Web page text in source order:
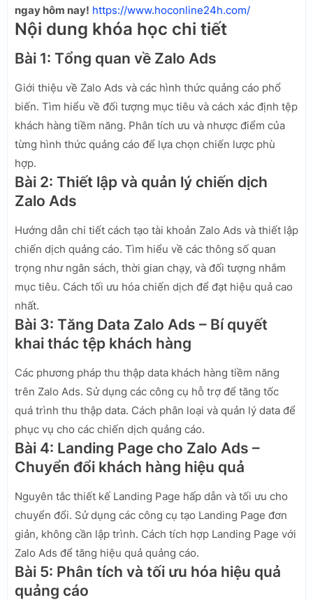
ngay hôm nay! https://www.hoconline24h.com/
Nội dung khóa học chi tiết
Bài 1: Tổng quan về Zalo Ads
Giới thiệu về Zalo Ads và các hình thức quảng cáo phổ
biến. Tìm hiểu về đối tượng mục tiêu và cách xác định tệp
khách hàng tiềm năng. Phân tích ưu và nhược điểm của
từng hình thức quảng cáo để lựa chọn chiến lược phù
hợp.
Bài 2: Thiết lập và quản lý chiến dịch
Zalo Ads
Hướng dẫn chi tiết cách tạo tài khoản Zalo Ads và thiết lập
chiến dịch quảng cáo. Tìm hiểu về các thông số quan
trọng như ngân sách, thời gian chạy, và đối tượng nhắm
mục tiêu. Cách tối ưu hóa chiến dịch để đạt hiệu quả cao
nhất.
Bài 3: Tăng Data Zalo Ads – Bí quyết
khai thác tệp khách hàng
Các phương pháp thu thập data khách hàng tiềm năng
trên Zalo Ads. Sử dụng các công cụ hỗ trợ để tăng tốc
quá trình thu thập data. Cách phân loại và quản lý data để
phục vụ cho các chiến dịch quảng cáo.
Bài 4: Landing Page cho Zalo Ads –
Chuyển đổi khách hàng hiệu quả
Nguyên tắc thiết kế Landing Page hấp dẫn và tối ưu cho
chuyển đổi. Sử dụng các công cụ tạo Landing Page đơn
giản, không cần lập trình. Cách tích hợp Landing Page với
Zalo Ads để tăng hiệu quả quảng cáo.
Bài 5: Phân tích và tối ưu hóa hiệu quả
quảng cáo